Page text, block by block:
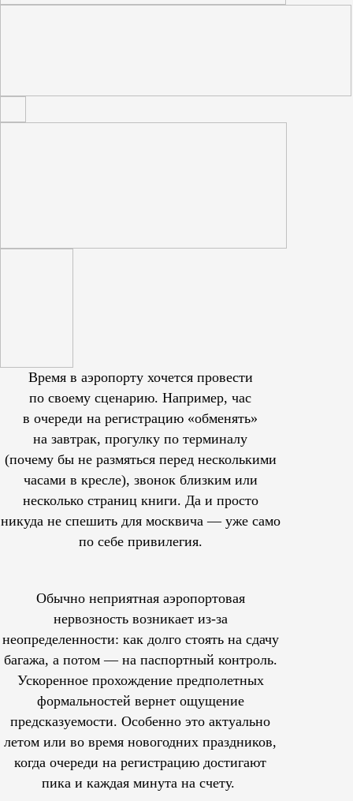
Время в аэропорту хочется провести
по своему сценарию. Например, час
в очереди на регистрацию «обменять»
на завтрак, прогулку по терминалу
(почему бы не размяться перед несколькими
часами в кресле), звонок близким или
несколько страниц книги. Да и просто
никуда не спешить для москвича — уже само
по себе привилегия.
Обычно неприятная аэропортовая
нервозность возникает из-за
неопределенности: как долго стоять на сдачу
багажа, а потом — на паспортный контроль.
Ускоренное прохождение предполетных
формальностей вернет ощущение
предсказуемости. Особенно это актуально
летом или во время новогодних праздников,
когда очереди на регистрацию достигают
пика и каждая минута на счету.